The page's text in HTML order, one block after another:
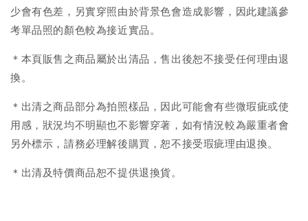
少會有色差，另實穿照由於背景色會造成影響，因此建議參
考單品照的顏色較為接近實品。
＊本頁販售之商品屬於出清品，售出後恕不接受任何理由退
換。
＊出清之商品部分為拍照樣品，因此可能會有些微瑕疵或使
用感，狀況均不明顯也不影響穿著，如有情況較為嚴重者會
另外標示，請務必理解後購買，恕不接受瑕疵理由退換。
＊出清及特價商品恕不提供退換貨。